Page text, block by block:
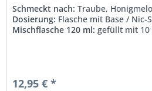
Schmeckt nach: Traube,
Dosierung: Flasche mit Base / Nic-
Mischflasche 120 ml: gefüllt mit 10
12,95 € *